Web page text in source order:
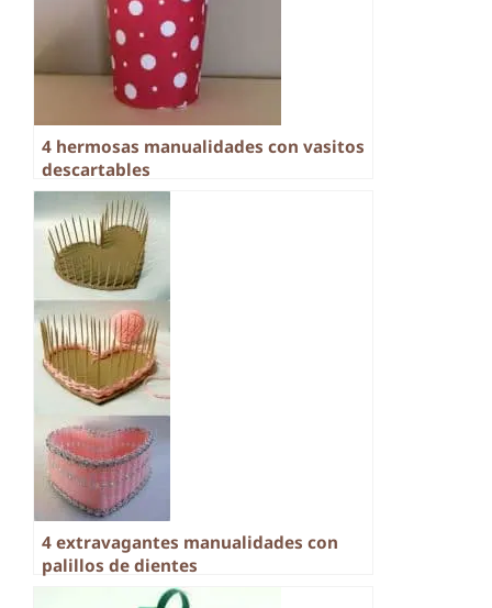
4 hermosas manualidades con vasitos
descartables
4 extravagantes manualidades con
palillos de dientes